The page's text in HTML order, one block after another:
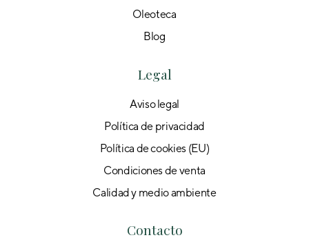
Oleoteca
Blog
Legal
Aviso legal
Política de privacidad
Política de cookies (EU)
Condiciones de venta
Calidad y medio ambiente
Contacto